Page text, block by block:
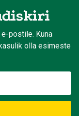
postile. Kuna
olla esimeste